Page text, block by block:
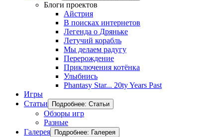
Блоги проектов
Айстрия
В поисках интернетов
Легенда о Дряньке
Летучий корабль
Мы делаем радугу
Перерождение
Приключения котёнка
Улыбнись
Phantasy Star... 20ty Years Past
Игры
Статьи
Подробнее: Статьи
Обзоры игр
Разные
Галерея
Подробнее: Галерея